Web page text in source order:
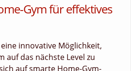
Gym für effektives
innovative Möglichkeit,
auf das nächste Level zu
auf smarte Home-Gym-